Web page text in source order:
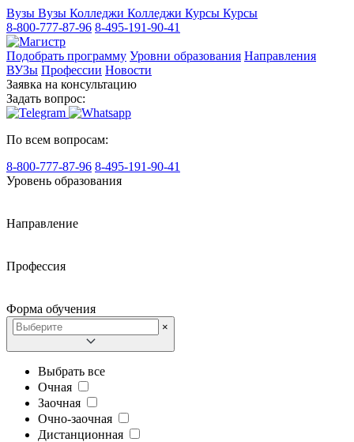
Вузы Вузы Колледжи Колледжи Курсы Курсы
8-800-777-87-96 8-495-191-90-41
Подобрать программу Уровни образования Направления
ВУЗы Профессии Новости
Заявка на консультацию
Задать вопрос:
По всем вопросам:
8-800-777-87-96 8-495-191-90-41
Уровень образования
Направление
Профессия
Форма обучения
×
Выбрать все
Очная
Заочная
Очно-заочная
Дистанционная